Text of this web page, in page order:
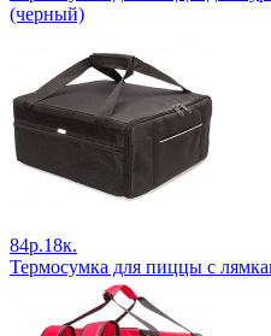
(черный)
84р.18к.
Термосумка для пиццы с